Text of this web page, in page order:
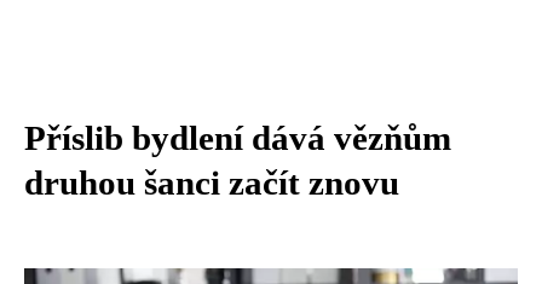
Příslib bydlení dává vězňům
druhou šanci začít znovu